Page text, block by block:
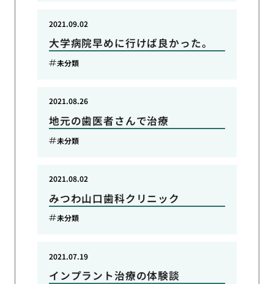
大学病院早めに行けば良かった。
2021.09.02
未分類
地元の歯医者さんで治療
2021.08.26
未分類
みつわ山口歯科クリニック
2021.08.02
未分類
インプラント治療の体験談
2021.07.19